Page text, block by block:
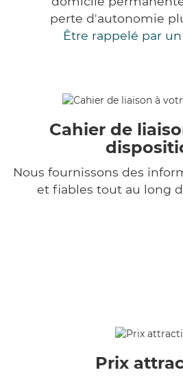
perte d'autonomie
Être rappelé par
Cahier de
Nous fournissons des
et fiables tout au long
Prix